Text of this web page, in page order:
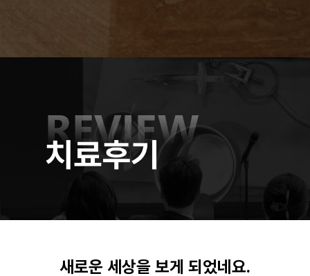
새로운 세상을 보게 되었네요.